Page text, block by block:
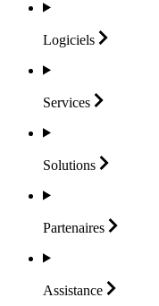
Logiciels
Services
Solutions
Partenaires
Assistance